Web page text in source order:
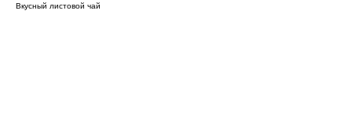
Вкусный листовой чай